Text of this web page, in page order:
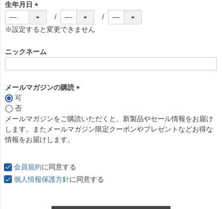
生年月日
(
必
)
※設定すると変更できません
ニックネーム
メールマガジンの購読
須
)
可
否
メールマガジンをご購読いただくと、新製品やセール情報をお届け
します。またメールマガジン限定クーポンやプレゼントなどお得な
情報をお届けします。
会員規約に同意する
個人情報保護方針に同意する